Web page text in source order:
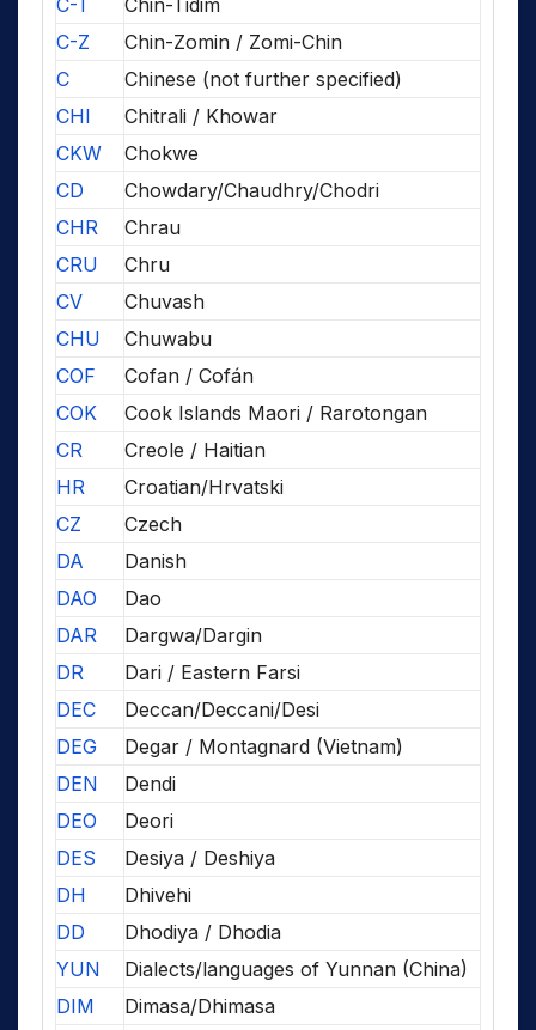
C-T
Chin-Tidim
C-Z
Chin-Zomin / Zomi-Chin
C
Chinese (not further specified)
CHI
Chitrali / Khowar
CKW
Chokwe
CD
Chowdary/Chaudhry/Chodri
CHR
Chrau
CRU
Chru
CV
Chuvash
CHU
Chuwabu
COF
Cofan / Cofán
COK
Cook Islands Maori / Rarotongan
CR
Creole / Haitian
HR
Croatian/Hrvatski
CZ
Czech
DA
Danish
DAO
Dao
DAR
Dargwa/Dargin
DR
Dari / Eastern Farsi
DEC
Deccan/Deccani/Desi
DEG
Degar / Montagnard (Vietnam)
DEN
Dendi
DEO
Deori
DES
Desiya / Deshiya
DH
Dhivehi
DD
Dhodiya / Dhodia
YUN
Dialects/languages of Yunnan (China)
DIM
Dimasa/Dhimasa